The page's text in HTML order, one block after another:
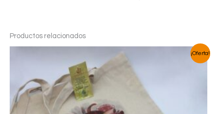
Productos relacionados
¡Oferta!